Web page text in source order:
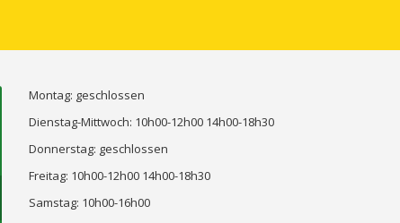
Montag: geschlossen
Dienstag-Mittwoch: 10h00-12h00 14h00-18h30
Donnerstag: geschlossen
Freitag: 10h00-12h00 14h00-18h30
Samstag: 10h00-16h00